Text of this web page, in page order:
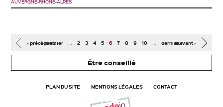
AUVERGNE-RHÔNE-ALPES
Pages
« premier
‹ précédent 2 3 4 5 6 7 8 9 10 suivant ›
dernier »
Être conseillé
PLAN DU SITE MENTIONS LÉGALES CONTACT